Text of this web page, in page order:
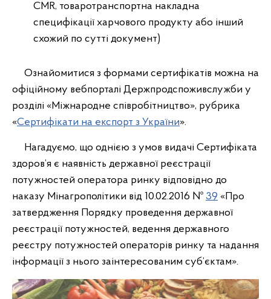
CMR, товаротранспортна накладна
специфікації харчового продукту або інший
схожий по сутті документ)
Ознайомитися з формами сертифікатів можна на
офіційному вебпорталі Держпродспоживслужби у
розділі «Міжнародне співробітництво», рубрика
«Сертифікати на експорт з України».
Нагадуємо, що однією з умов видачі Сертифіката
здоров’я є наявність державної реєстрації
потужностей оператора ринку відповідно до
наказу Мінагрополітики від 10.02.2016 № 39 «Про
затвердження Порядку проведення державної
реєстрації потужностей, ведення державного
реєстру потужностей операторів ринку та надання
інформації з нього заінтересованим суб’єктам».